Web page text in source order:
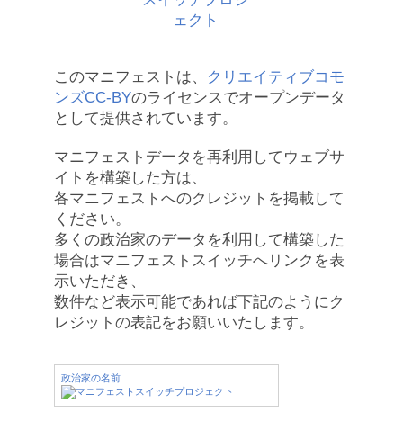
このマニフェストは、
クリエイティブコモ
ンズCC-BYのライセンスでオープンデータ
として提供されています。
マニフェストデータを再利用してウェブサ
イトを構築した方は、
各マニフェストへのクレジットを掲載して
ください。
多くの政治家のデータを利用して構築した
場合はマニフェストスイッチへリンクを表
示いただき、
数件など表示可能であれば下記のようにク
レジットの表記をお願いいたします。
政治家の名前